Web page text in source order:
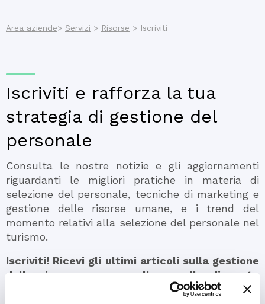
Area aziende> Servizi > Risorse > Iscriviti
Iscriviti e rafforza la tua
strategia di gestione del
personale
Consulta le nostre notizie e gli aggiornamenti
riguardanti le migliori pratiche in materia di
selezione del personale, tecniche di marketing e
gestione delle risorse umane, e i trend del
momento relativi alla selezione del personale nel
turismo.
Iscriviti! Ricevi gli ultimi articoli sulla gestione
delle risorse umane nella casella di posta